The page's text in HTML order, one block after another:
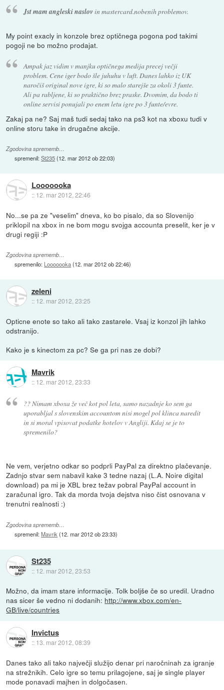
Jst mam angleski naslovin mastercard.nobenih problemov.
My point exacly in konzole brez optičnega pogona pod takimi
pogoji ne bo možno prodajat.
Ampak jaz vidim v manjku optičnega medija precej večji
problem. Cene iger bodo šle juhuhu v luft. Danes lahko iz UK
naročiš original nove igre, ki so malo starejše za okoli 3 funte.
Ali pa rabljene, ki so praktično brez praske. Dvomim, da bodo ti
online servisi ponujali po enem letu igre po 3 funte/evre.
Zakaj pa ne? Saj maš tudi sedaj tako na ps3 kot na xboxu tudi v
online storu take in drugačne akcije.
Zgodovina sprememb…
spremenil:St235(12. mar 2012 ob 22:03)
Looooooka
:: 12. mar 2012, 22:46
No...se pa ze "veselim" dneva, ko bo pisalo, da so Slovenijo
priklopil na xbox in ne bom mogu svojga accounta preselit, ker je v
drugi regiji :P
Zgodovina sprememb…
spremenilo: Looooooka(12. mar 2012 ob 22:46)
zeleni
:: 12. mar 2012, 23:25
Opticne enote so tako ali tako zastarele. Vsaj iz konzol jih lahko
odstranijo.
Kako je s kinectom za pc? Se ga pri nas ze dobi?
Mavrik
:: 12. mar 2012, 23:33
?? Nimam xboxa že več kot pol leta, samo nazadnje ko sem ga
uporabljal s slovenskim accountom nisi mogel pol klinca naredit
in si moral vpisovat podatke hotelov v Angliji. Kdaj se je to
spremenilo?
Ne vem, verjetno odkar so podprli PayPal za direktno plačevanje.
Zadnjo stvar sem nabavil kake 3 tedne nazaj (L.A. Noire digital
download) pa mi je XBL brez težav pobral PayPal account in
zaračunal igro. Tak da morda tvoja dejstva niso čist osnovana v
trenutni realnosti :)
Zgodovina sprememb…
spremenil:Mavrik (12. mar 2012 ob 23:33)
St235
:: 12. mar 2012, 23:53
Možno, da imam stare informacije. Tolk boljše če so uredil. Uradno
nas sicer še vedno ni dodanih: http://www.xbox.com/en-
GB/live/countries
Invictus
:: 13. mar 2012, 08:39
Danes tako ali tako največji služijo denar pri naročninah za igranje
na strežnikih. Celo igre so temu prilagojene, saj je single player
mode ponavadi majhen in dolgočasen.